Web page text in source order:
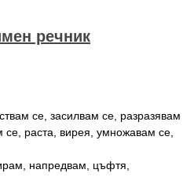
речник
се, засилвам се, разразявам
се, раста, вирея, умножавам се,
напредвам, цъфтя,